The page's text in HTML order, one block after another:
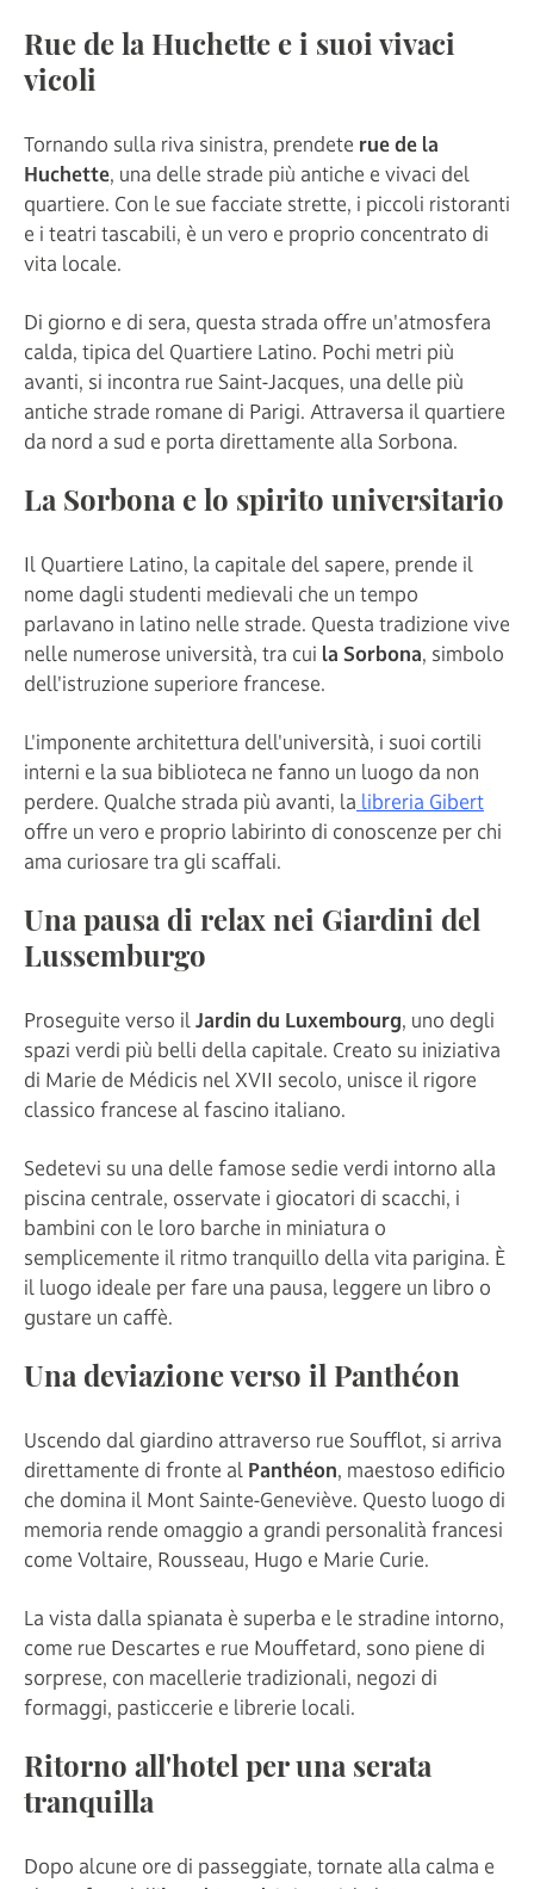
Rue de la Huchette e i suoi vivaci
vicoli
Tornando sulla riva sinistra, prendete rue de la
Huchette, una delle strade più antiche e vivaci del
quartiere. Con le sue facciate strette, i piccoli ristoranti
e i teatri tascabili, è un vero e proprio concentrato di
vita locale.
Di giorno e di sera, questa strada offre un'atmosfera
calda, tipica del Quartiere Latino. Pochi metri più
avanti, si incontra rue Saint-Jacques, una delle più
antiche strade romane di Parigi. Attraversa il quartiere
da nord a sud e porta direttamente alla Sorbona.
La Sorbona e lo spirito universitario
Il Quartiere Latino, la capitale del sapere, prende il
nome dagli studenti medievali che un tempo
parlavano in latino nelle strade. Questa tradizione vive
nelle numerose università, tra cui la Sorbona, simbolo
dell'istruzione superiore francese.
L'imponente architettura dell'università, i suoi cortili
interni e la sua biblioteca ne fanno un luogo da non
perdere. Qualche strada più avanti, la libreria Gibert
offre un vero e proprio labirinto di conoscenze per chi
ama curiosare tra gli scaffali.
Una pausa di relax nei Giardini del
Lussemburgo
Proseguite verso ilJardin du Luxembourg, uno degli
spazi verdi più belli della capitale. Creato su iniziativa
di Marie de Médicis nel XVII secolo, unisce il rigore
classico francese al fascino italiano.
Sedetevi su una delle famose sedie verdi intorno alla
piscina centrale, osservate i giocatori di scacchi, i
bambini con le loro barche in miniatura o
semplicemente il ritmo tranquillo della vita parigina. È
il luogo ideale per fare una pausa, leggere un libro o
gustare un caffè.
Una deviazione verso il Panthéon
Uscendo dal giardino attraverso rue Soufflot, si arriva
direttamente di fronte al Panthéon, maestoso edificio
che domina il Mont Sainte-Geneviève. Questo luogo di
memoria rende omaggio a grandi personalità francesi
come Voltaire, Rousseau, Hugo e Marie Curie.
La vista dalla spianata è superba e le stradine intorno,
come rue Descartes e rue Mouffetard, sono piene di
sorprese, con macellerie tradizionali, negozi di
formaggi, pasticcerie e librerie locali.
Ritorno all'hotel per una serata
tranquilla
Dopo alcune ore di passeggiate, tornate alla calma e